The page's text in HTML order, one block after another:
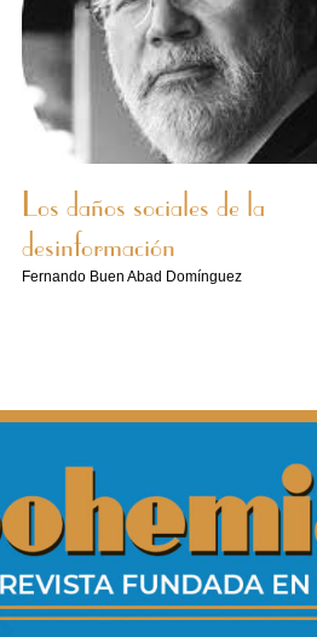
Los daños sociales de la
desinformación
Fernando Buen Abad Domínguez